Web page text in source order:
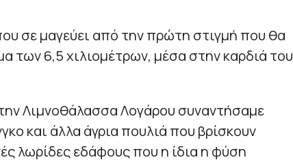
σε μαγεύει από την πρώτη στιγμή που θα
των 6,5 χιλιομέτρων, μέσα στην καρδιά του
Λιμνοθάλασσα Λογάρου συναντήσαμε
και άλλα άγρια πουλιά που βρίσκουν
λωρίδες εδάφους που η ίδια η φύση